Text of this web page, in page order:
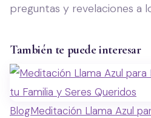
preguntas y revelaciones a
También te puede interesar
BlogMeditación Llama Azul